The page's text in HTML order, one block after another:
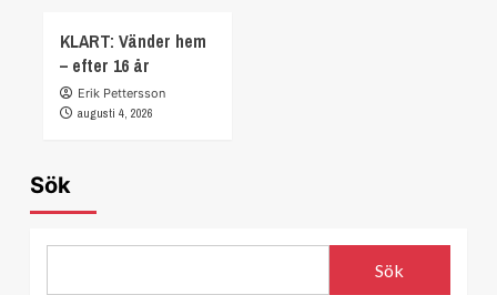
KLART: Vänder hem
– efter 16 år
Erik Pettersson
augusti 4, 2026
Sök
Sök